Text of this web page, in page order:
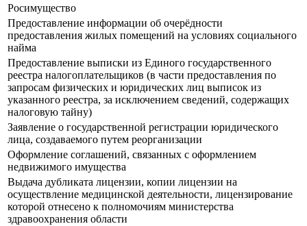
Росимущество
Предоставление информации об очерёдности
предоставления жилых помещений на условиях социального
найма
Предоставление выписки из Единого государственного
реестра налогоплательщиков (в части предоставления по
запросам физических и юридических лиц выписок из
указанного реестра, за исключением сведений, содержащих
налоговую тайну)
Заявление о государственной регистрации юридического
лица, создаваемого путем реорганизации
Оформление соглашений, связанных с оформлением
недвижимого имущества
Выдача дубликата лицензии, копии лицензии на
осуществление медицинской деятельности, лицензирование
которой отнесено к полномочиям министерства
здравоохранения области